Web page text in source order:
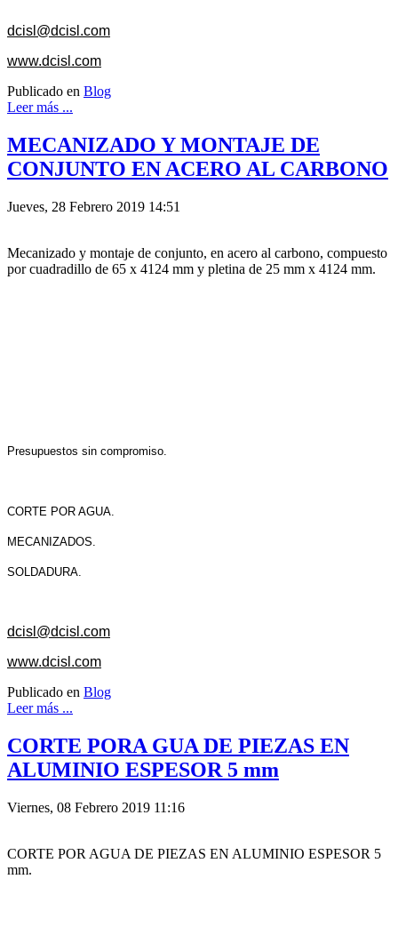
dcisl@dcisl.com
www.dcisl.com
Publicado en Blog
Leer más ...
MECANIZADO Y MONTAJE DE
CONJUNTO EN ACERO AL CARBONO
Jueves, 28 Febrero 2019 14:51
Mecanizado y montaje de conjunto, en acero al carbono, compuesto
por cuadradillo de 65 x 4124 mm y pletina de 25 mm x 4124 mm.
Presupuestos sin compromiso.
CORTE POR AGUA.
MECANIZADOS.
SOLDADURA.
dcisl@dcisl.com
www.dcisl.com
Publicado en Blog
Leer más ...
CORTE PORA GUA DE PIEZAS EN
ALUMINIO ESPESOR 5 mm
Viernes, 08 Febrero 2019 11:16
CORTE POR AGUA DE PIEZAS EN ALUMINIO ESPESOR 5
mm.